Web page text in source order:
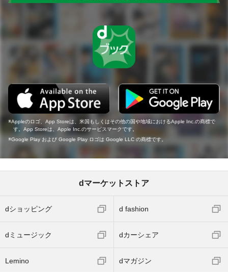
Appleのロゴ、App Storeは、米国もしくはその他の国や地域におけるApple Inc.の商標で
す。App Storeは、Apple Inc.のサービスマークです。
Google Play および Google Play ロゴは Google LLC の商標です。
dマーケットストア
dショッピング d fashion
dミュージック dカーシェア
Lemino dマガジン